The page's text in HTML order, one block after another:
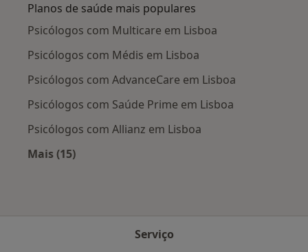
Planos de saúde mais populares
Psicólogos com Multicare em Lisboa
Psicólogos com Médis em Lisboa
Psicólogos com AdvanceCare em Lisboa
Psicólogos com Saúde Prime em Lisboa
Psicólogos com Allianz em Lisboa
Mais (15)
Serviço